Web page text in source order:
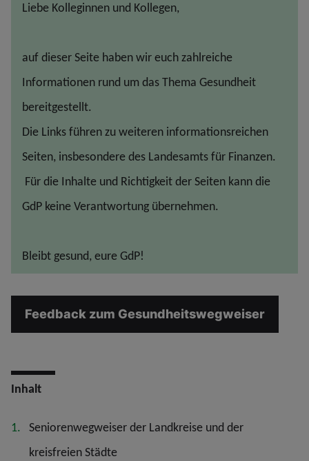
Liebe Kolleginnen und Kollegen,
auf dieser Seite haben wir euch zahlreiche
Informationen rund um das Thema Gesundheit
bereitgestellt.
Die Links führen zu weiteren informationsreichen
Seiten, insbesondere des Landesamts für Finanzen.
Für die Inhalte und Richtigkeit der Seiten kann die
GdP keine Verantwortung übernehmen.
Bleibt gesund, eure GdP!
Feedback zum Gesundheitswegweiser
Inhalt
Seniorenwegweiser der Landkreise und der
kreisfreien Städte